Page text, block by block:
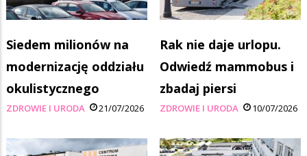
Siedem milionów na
modernizację oddziału
okulistycznego
ZDROWIE I URODA 21/07/2026
Rak nie daje urlopu.
Odwiedź mammobus i
zbadaj piersi
ZDROWIE I URODA 10/07/2026